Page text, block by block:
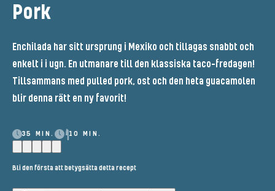
Pork
Enchilada har sitt ursprung i Mexiko och tillagas snabbt och
enkelt i i ugn. En utmanare till den klassiska taco-fredagen!
Tillsammans med pulled pork, ost och den heta guacamolen
blir denna rätt en ny favorit!
35 MIN. 10 MIN.
Bli den första att betygsätta detta recept